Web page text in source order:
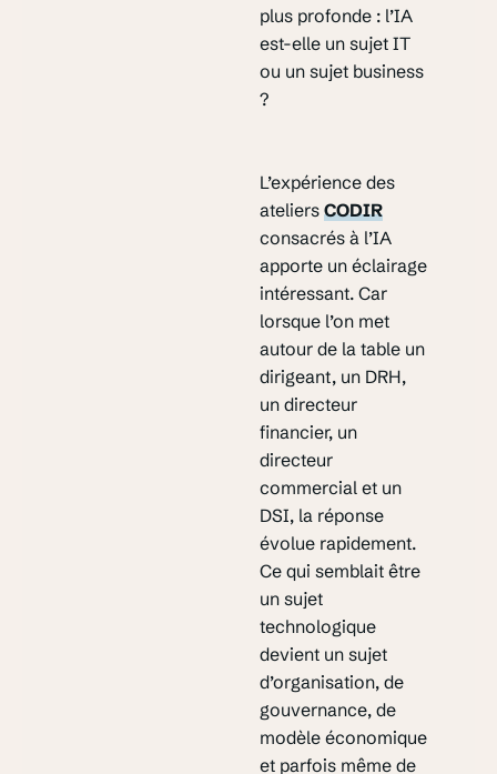
plus profonde : l’IA
est-elle un sujet IT
ou un sujet business
?
L’expérience des
ateliers CODIR
consacrés à l’IA
apporte un éclairage
intéressant. Car
lorsque l’on met
autour de la table un
dirigeant, un DRH,
un directeur
financier, un
directeur
commercial et un
DSI, la réponse
évolue rapidement.
Ce qui semblait être
un sujet
technologique
devient un sujet
d’organisation, de
gouvernance, de
modèle économique
et parfois même de